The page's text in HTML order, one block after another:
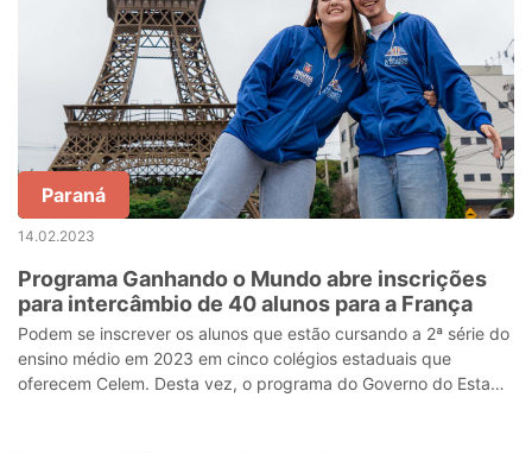
Paraná
14.02.2023
Programa Ganhando o Mundo abre inscrições
para intercâmbio de 40 alunos para a França
Podem se inscrever os alunos que estão cursando a 2ª série do
ensino médio em 2023 em cinco colégios estaduais que
oferecem Celem. Desta vez, o programa do Governo do Estado